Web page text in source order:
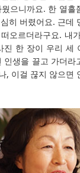
으니까요. 한 열
히 버렸어요. 근데
오르더라구요. 내
진 한 장이 우리 세
인생을 끌고 가더
, 이걸 끊지 않으면